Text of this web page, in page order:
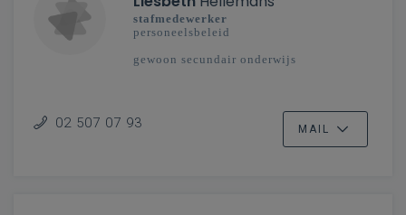
stafmedewerker
personeelsbeleid
gewoon secundair onderwijs
02 507 07 93 MAIL